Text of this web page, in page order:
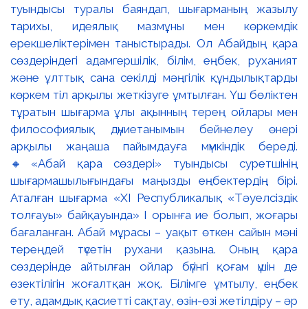
туындысы туралы баяндап, шығарманың жазылу
тарихы, идеялық мазмұны мен көркемдік
ерекшеліктерімен таныстырады. Ол Абайдың қара
сөздеріндегі адамгершілік, білім, еңбек, руханият
және ұлттық сана секілді мәңгілік құндылықтарды
көркем тіл арқылы жеткізуге ұмтылған. Үш бөліктен
тұратын шығарма ұлы ақынның терең ойлары мен
философиялық дүниетанымын бейнелеу өнері
арқылы жаңаша пайымдауға мүмкіндік береді.
🔸«Абай қара сөздері» туындысы суретшінің
шығармашылығындағы маңызды еңбектердің бірі.
Аталған шығарма «XI Республикалық «Тәуелсіздік
толғауы» байқауында» І орынға ие болып, жоғары
бағаланған. Абай мұрасы – уақыт өткен сайын мәні
тереңдей түсетін рухани қазына. Оның қара
сөздерінде айтылған ойлар бүгінгі қоғам үшін де
өзектілігін жоғалтқан жоқ. Білімге ұмтылу, еңбек
ету, адамдық қасиетті сақтау, өзін-өзі жетілдіру – әр